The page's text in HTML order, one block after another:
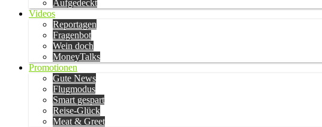
Aufgedeckt
Videos
Reportagen
Fragenbot
Wein doch
MoneyTalks
Promotionen
Gute News
Flugmodus
Smart gespart
Reise-Glück
Meat & Greet